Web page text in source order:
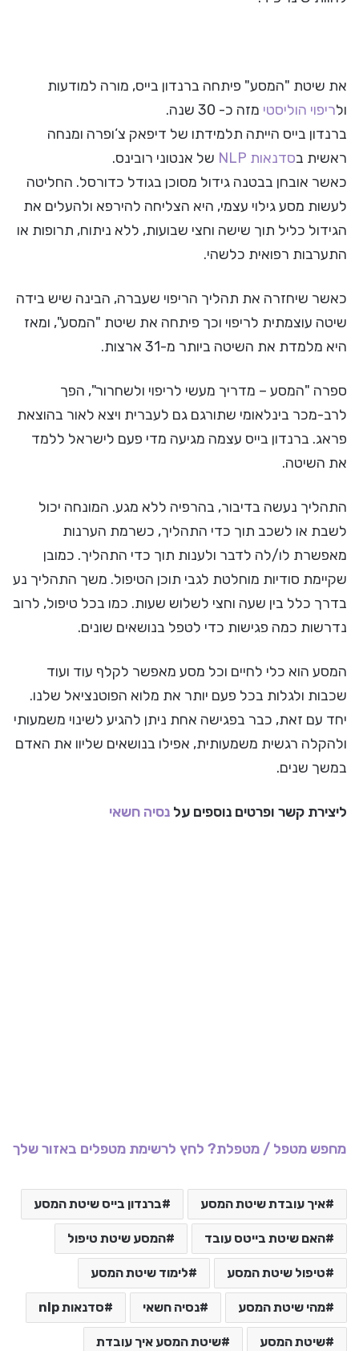
את שיטת "המסע" פיתחה ברנדון בייס, מורה למודעות
ולריפוי הוליסטי מזה כ- 30 שנה.
ברנדון בייס הייתה תלמידתו של דיפאק צ‘ופרה ומנחה
ראשית בסדנאות NLP
של אנטוני רובינס.
כאשר אובחן בבטנה גידול מסוכן בגודל כדורסל. החליטה
לעשות מסע גילוי עצמי, היא הצליחה להירפא ולהעלים את
הגידול כליל תוך שישה וחצי שבועות, ללא ניתוח, תרופות או
התערבות רפואית כלשהי.
כאשר שיחזרה את תהליך הריפוי שעברה, הבינה שיש בידה
שיטה עוצמתית לריפוי וכך פיתחה את שיטת "המסע", ומאז
היא מלמדת את השיטה ביותר מ-31 ארצות.
ספרה "המסע – מדריך מעשי לריפוי ולשחרור", הפך
לרב-מכר בינלאומי שתורגם גם לעברית ויצא לאור בהוצאת
פראג. ברנדון בייס עצמה מגיעה מדי פעם לישראל ללמד
את השיטה.
התהליך נעשה בדיבור, בהרפיה ללא מגע. המונחה יכול
לשבת או לשכב תוך כדי התהליך, כשרמת הערנות
מאפשרת לו/לה לדבר ולענות תוך כדי התהליך. כמובן
שקיימת סודיות מוחלטת לגבי תוכן הטיפול. משך התהליך נע
בדרך כלל בין שעה וחצי לשלוש שעות. כמו בכל טיפול, לרוב
נדרשות כמה פגישות כדי לטפל בנושאים שונים.
המסע הוא כלי לחיים וכל מסע מאפשר לקלף עוד ועוד
שכבות ולגלות בכל פעם יותר את מלוא הפוטנציאל שלנו.
יחד עם זאת, כבר בפגישה אחת ניתן להגיע לשינוי משמעותי
ולהקלה רגשית משמעותית, אפילו בנושאים שליוו את האדם
במשך שנים.
ליצירת קשר ופרטים נוספים על נסיה חשאי
מחפש מטפל / מטפלת? לחץ לרשימת מטפלים באזור שלך
איך עובדת שיטת המסע ברנדון בייס שיטת המסע
האם שיטת בייטס עובד המסע שיטת טיפול
טיפול שיטת המסע לימוד שיטת המסע
מהי שיטת המסע נסיה חשאי סדנאות nlp
שיטת המסע שיטת המסע איך עובדת